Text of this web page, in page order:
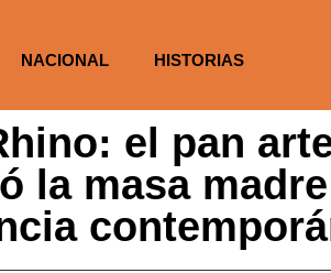
NACIONAL HISTORIAS
el pan
la masa